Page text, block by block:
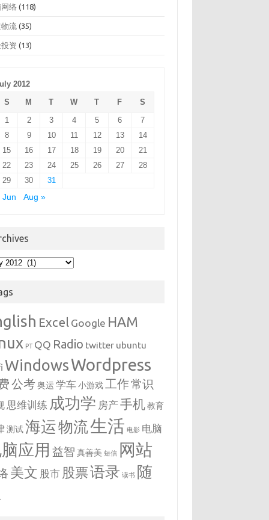
络 (118)
流 (35)
资 (13)
2012
S
M T W T F
S
1
2 3 4 5 6
7
8
9 10 11 12 13
14
15
16 17 18 19 20
21
22
23 24 25 26 27
28
29
30
31
Jun
Aug »
Excel Google HAM
PT QQ Radio twitter ubuntu
WindowsWordpress
公考 奥运 学车 小游戏 工作常识
思维训练 成功学 房产手机 教育
测试 海运物流生活 电影 电脑
应用 益智 真善美 短信 网站
美文 股市 股票语录 读书 随